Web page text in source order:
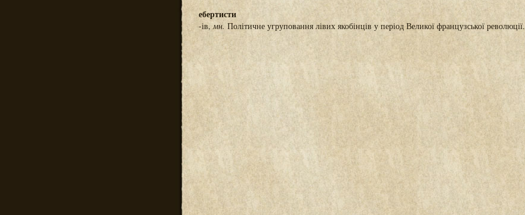
ебертисти
-ів,мн. Політичне угруповання лівих якобінців у період Великої французської революції.